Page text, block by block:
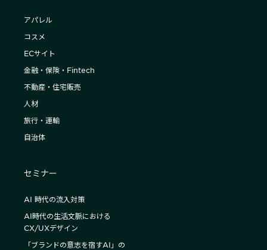
アパレル
コスメ
ECサイト
金融・保険・Fintech
不動産・住宅販売
人材
旅行・運輸
自治体
セミナー
AI 時代の流入対策
AI時代の生活文脈における
CX/UXデザイン
「ブランドの意志を宿すAI」の